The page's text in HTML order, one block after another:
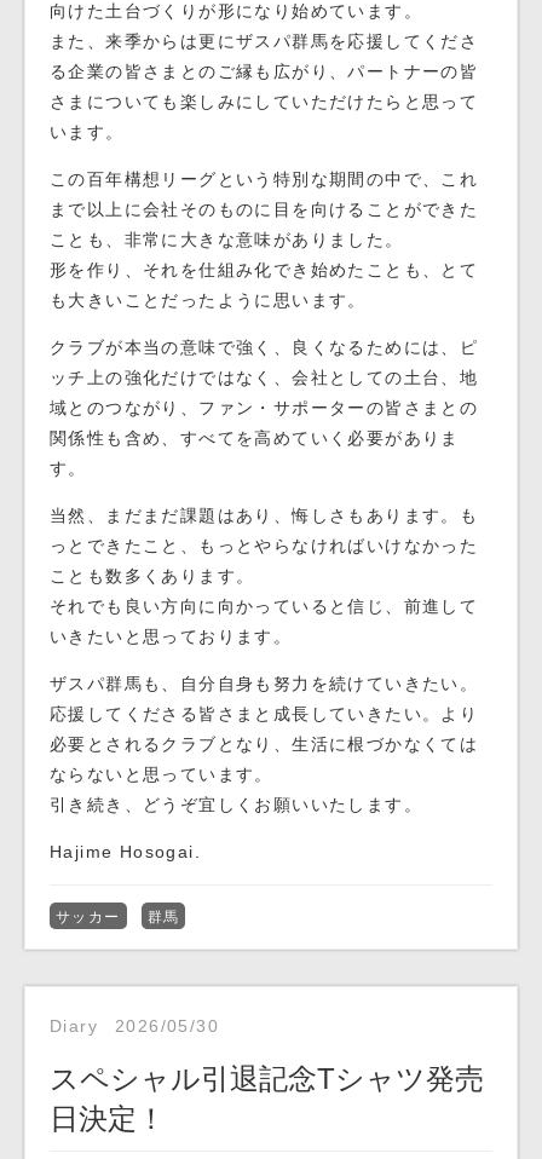
向けた土台づくりが形になり始めています。
また、来季からは更にザスパ群馬を応援してくださ
る企業の皆さまとのご縁も広がり、パートナーの皆
さまについても楽しみにしていただけたらと思って
います。
この百年構想リーグという特別な期間の中で、これ
まで以上に会社そのものに目を向けることができた
ことも、非常に大きな意味がありました。
形を作り、それを仕組み化でき始めたことも、とて
も大きいことだったように思います。
クラブが本当の意味で強く、良くなるためには、ピ
ッチ上の強化だけではなく、会社としての土台、地
域とのつながり、ファン・サポーターの皆さまとの
関係性も含め、すべてを高めていく必要がありま
す。
当然、まだまだ課題はあり、悔しさもあります。も
っとできたこと、もっとやらなければいけなかった
ことも数多くあります。
それでも良い方向に向かっていると信じ、前進して
いきたいと思っております。
ザスパ群馬も、自分自身も努力を続けていきたい。
応援してくださる皆さまと成長していきたい。より
必要とされるクラブとなり、生活に根づかなくては
ならないと思っています。
引き続き、どうぞ宜しくお願いいたします。
Hajime Hosogai.
サッカー 群馬
Diary 2026/05/30
スペシャル引退記念Tシャツ発売
日決定！